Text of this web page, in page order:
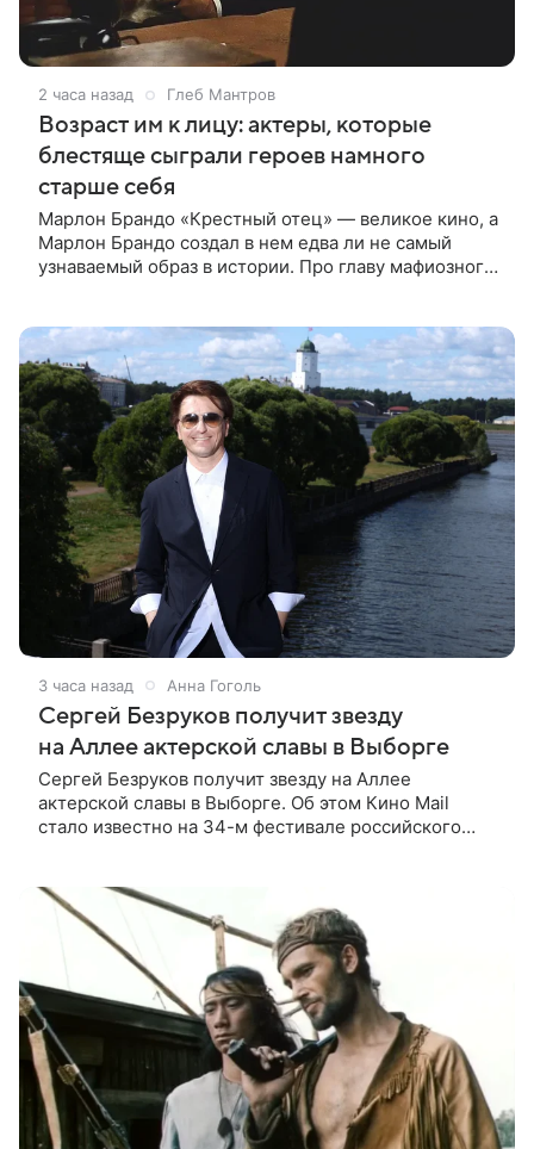
2 часа назад Глеб Мантров
Возраст им к лицу: актеры, которые
блестяще сыграли героев намного
старше себя
Марлон Брандо «Крестный отец» — великое кино, а
Марлон Брандо создал в нем едва ли не самый
узнаваемый образ в истории. Про главу мафиозного
3 часа назад Анна Гоголь
Сергей Безруков получит звезду
на Аллее актерской славы в Выборге
Сергей Безруков получит звезду на Аллее
актерской славы в Выборге. Об этом Кино Mail
стало известно на 34-м фестивале российского